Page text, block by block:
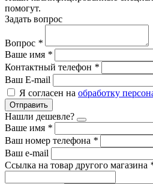
помогут.
Задать вопрос
Вопрос *
Ваше имя *
Контактный телефон *
Ваш E-mail
Я согласен на обработку
Отправить
Нашли дешевле?
Ваше имя *
Ваш номер телефона *
Ваш e-mail
Ссылка на товар другого магазина